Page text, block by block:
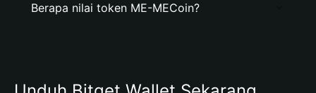
Berapa nilai token ME-MECoin?